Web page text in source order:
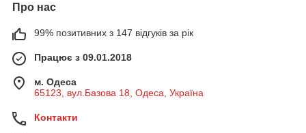
Про нас
99% позитивних з 147 відгуків за рік
Працює з 09.01.2018
м. Одеса
65123, вул.Базова 18, Одеса, Україна
Контакти